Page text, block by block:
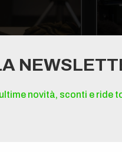
novità, sconti e ride